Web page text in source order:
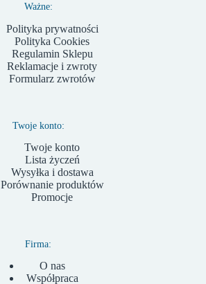
Ważne:
Polityka prywatności
Polityka Cookies
Regulamin Sklepu
Reklamacje i zwroty
Formularz zwrotów
Twoje konto:
Twoje konto
Lista życzeń
Wysyłka i dostawa
Porównanie produktów
Promocje
Firma:
O nas
Współpraca